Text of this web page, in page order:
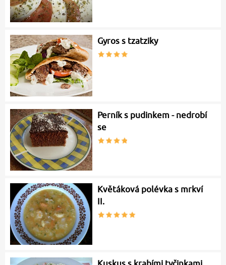
Gyros s tzatziky
Perník s pudinkem - nedrobí
se
Květáková polévka s mrkví
II.